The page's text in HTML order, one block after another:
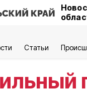
Статьи